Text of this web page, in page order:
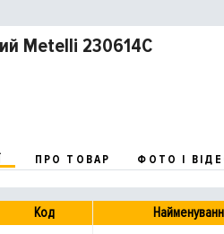
Metelli 230614C
ПРО ТОВАР ФОТО І
Код